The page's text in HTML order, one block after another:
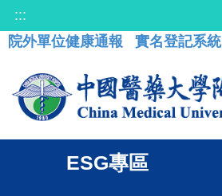
:::
院外單位健康通報
實名登記系統
ESG專區